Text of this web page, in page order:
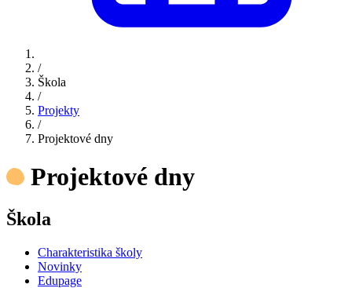
/
Škola
/
Projekty
/
Projektové dny
Projektové dny
Škola
Charakteristika školy
Novinky
Edupage